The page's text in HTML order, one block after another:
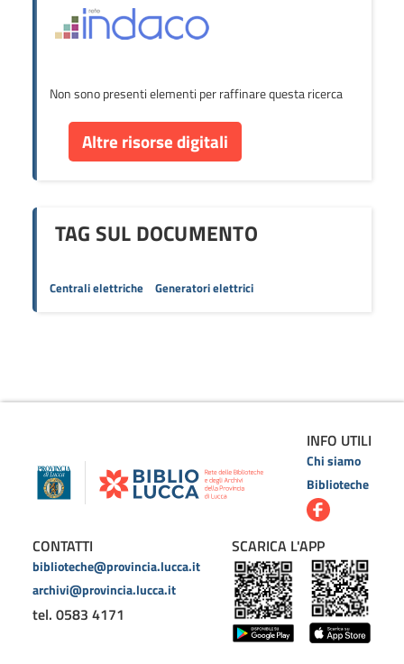
Non sono presenti elementi per raffinare questa ricerca
Altre risorse digitali
TAG SUL DOCUMENTO
Centrali elettriche Generatori elettrici
INFO UTILI
Chi siamo
Biblioteche
CONTATTI
biblioteche@provincia.lucca.it
archivi@provincia.lucca.it
tel. 0583 4171
SCARICA L'APP